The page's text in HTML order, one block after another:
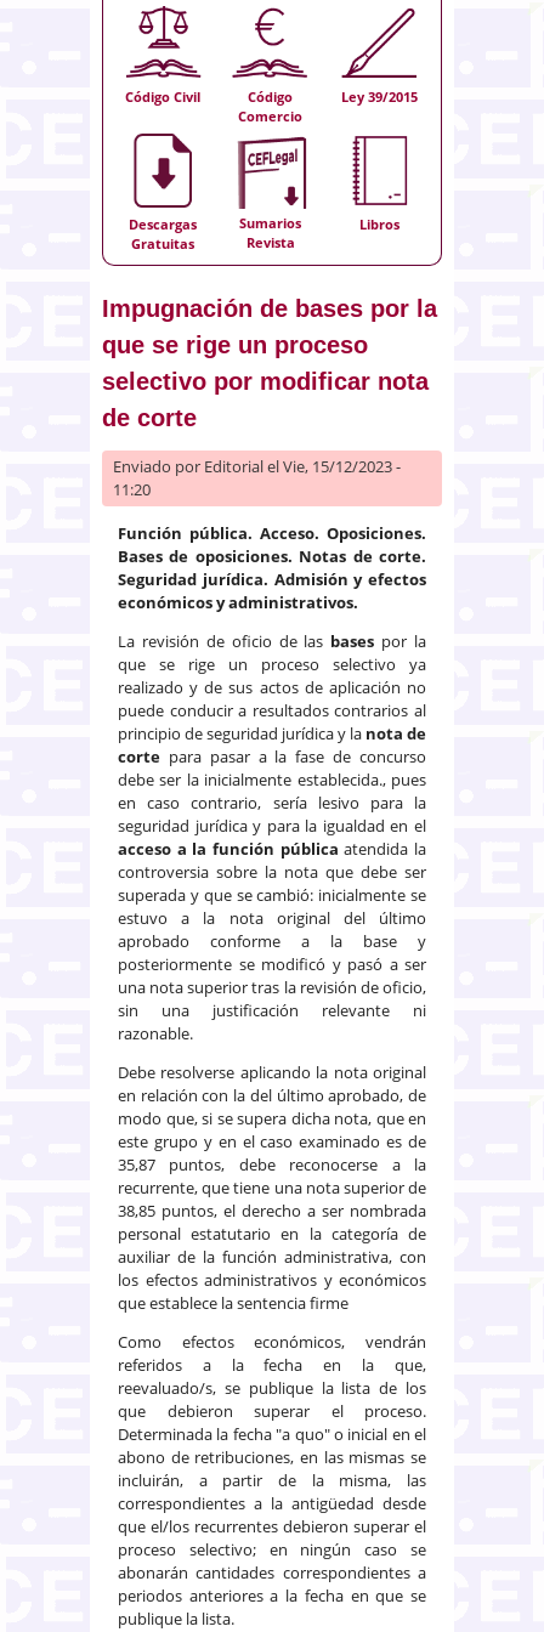
Código Civil
Código
Comercio
Ley 39/2015
Descargas
Gratuitas
Sumarios
Revista
Libros
Impugnación de bases por la
que se rige un proceso
selectivo por modificar nota
de corte
Enviado por Editorialel Vie, 15/12/2023 -
11:20
Función pública. Acceso. Oposiciones.
Bases de oposiciones. Notas de corte.
Seguridad jurídica. Admisión y efectos
económicos y administrativos.
La revisión de oficio de las bases por la
que se rige un proceso selectivo ya
realizado y de sus actos de aplicación no
puede conducir a resultados contrarios al
principio de seguridad jurídica y la nota de
corte para pasar a la fase de concurso
debe ser la inicialmente establecida., pues
en caso contrario, sería lesivo para la
seguridad jurídica y para la igualdad en el
acceso a la función pública atendida la
controversia sobre la nota que debe ser
superada y que se cambió: inicialmente se
estuvo a la nota original del último
aprobado conforme a la base y
posteriormente se modificó y pasó a ser
una nota superior tras la revisión de oficio,
sin una justificación relevante ni
razonable.
Debe resolverse aplicando la nota original
en relación con la del último aprobado, de
modo que, si se supera dicha nota, que en
este grupo y en el caso examinado es de
35,87 puntos, debe reconocerse a la
recurrente, que tiene una nota superior de
38,85 puntos, el derecho a ser nombrada
personal estatutario en la categoría de
auxiliar de la función administrativa, con
los efectos administrativos y económicos
que establece la sentencia firme
Como efectos económicos, vendrán
referidos a la fecha en la que,
reevaluado/s, se publique la lista de los
que debieron superar el proceso.
Determinada la fecha "a quo" o inicial en el
abono de retribuciones, en las mismas se
incluirán, a partir de la misma, las
correspondientes a la antigüedad desde
que el/los recurrentes debieron superar el
proceso selectivo; en ningún caso se
abonarán cantidades correspondientes a
periodos anteriores a la fecha en que se
publique la lista.